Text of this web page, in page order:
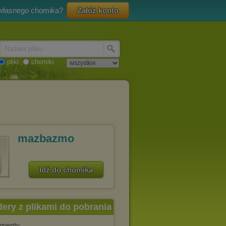
chomika? Załóż konto
pliki chomiki
mazbazmo
Idź do chomika
z plikami do pobrania